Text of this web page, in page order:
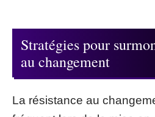
Stratégies pour
au changement
La résistance au